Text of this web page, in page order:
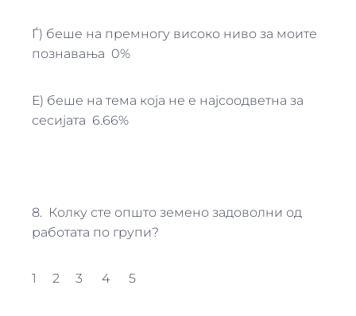
Ѓ) беше на премногу високо ниво за моите
познавања 0%
Е) беше на тема која не е најсоодветна за
сесијата 6.66%
8. Колку сте општо земено задоволни од
работата по групи?
1 2 3 4 5